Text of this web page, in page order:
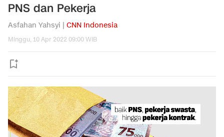
PNS dan Pekerja
Asfahan Yahsyi | CNN Indonesia
Minggu, 10 Apr 2022 09:00 WIB